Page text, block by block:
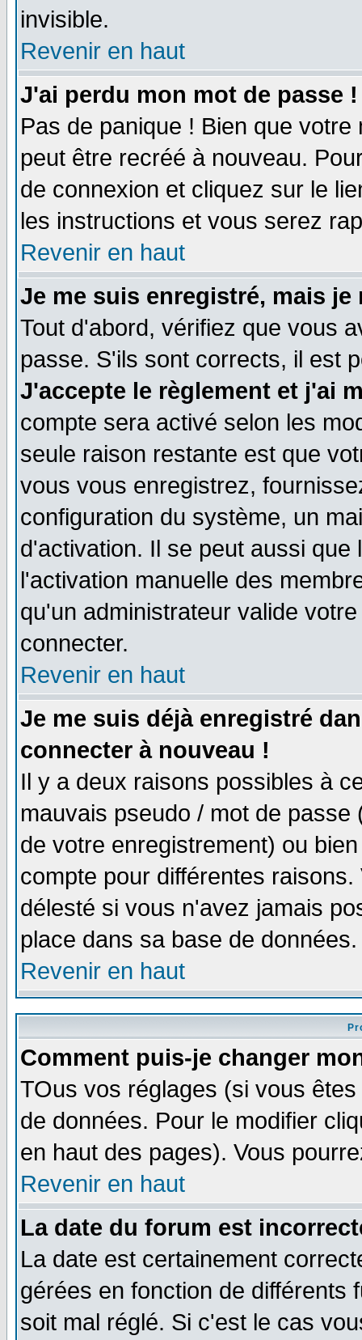
invisible.
Revenir en haut
J'ai perdu mon mot de passe !
Pas de panique ! Bien que
peut être recréé à nouveau.
de connexion et cliquez sur le
les instructions et vous serez
Revenir en haut
Je me suis enregistré, mais
Tout d'abord, vérifiez que vous
passe. S'ils sont corrects, il est
J'accepte le règlement et j'ai
compte sera activé selon les
seule raison restante est que
vous vous enregistrez,
configuration du système, un
d'activation. Il se peut aussi
l'activation manuelle des
qu'un administrateur valide
connecter.
Revenir en haut
Je me suis déjà enregistré
connecter à nouveau !
Il y a deux raisons possibles à
mauvais pseudo / mot de
de votre enregistrement) ou
compte pour différentes
délesté si vous n'avez jamais
place dans sa base de
Revenir en haut
Comment puis-je changer
TOus vos réglages (si vous
de données. Pour le modifier
en haut des pages). Vous
Revenir en haut
La date du forum est
La date est certainement
gérées en fonction de différents
soit mal réglé. Si c'est le cas